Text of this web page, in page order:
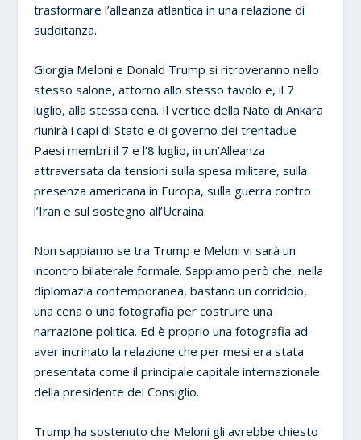
trasformare l’alleanza atlantica in una relazione di
sudditanza.
Giorgia Meloni e Donald Trump si ritroveranno nello
stesso salone, attorno allo stesso tavolo e, il 7
luglio, alla stessa cena. Il vertice della Nato di Ankara
riunirà i capi di Stato e di governo dei trentadue
Paesi membri il 7 e l’8 luglio, in un’Alleanza
attraversata da tensioni sulla spesa militare, sulla
presenza americana in Europa, sulla guerra contro
l’Iran e sul sostegno all’Ucraina.
Non sappiamo se tra Trump e Meloni vi sarà un
incontro bilaterale formale. Sappiamo però che, nella
diplomazia contemporanea, bastano un corridoio,
una cena o una fotografia per costruire una
narrazione politica. Ed è proprio una fotografia ad
aver incrinato la relazione che per mesi era stata
presentata come il principale capitale internazionale
della presidente del Consiglio.
Trump ha sostenuto che Meloni gli avrebbe chiesto